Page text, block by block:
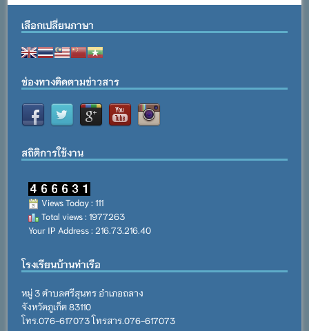
เลือกเปลี่ยนภาษา
ช่องทางติดตามข่าวสาร
สถิติการใช้งาน
Views Today : 111
Total views : 1977263
Your IP Address : 216.73.216.40
โรงเรียนบ้านท่าเรือ
หมู่ 3 ตำบลศรีสุนทร อำเภอถลาง
จังหวัดภูเก็ต 83110
โทร.076-617073 โทรสาร.076-617073